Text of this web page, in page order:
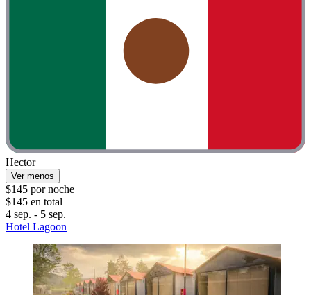
Hector
Ver menos
$145 por noche
$145 en total
4 sep. - 5 sep.
Hotel Lagoon